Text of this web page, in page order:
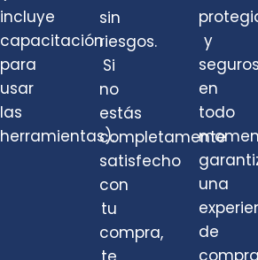
incluye
capacitación
para
usar
las
herramientas).
sin
riesgos.
Si
no
estás
completamente
satisfecho
con
tu
compra,
y
en
todo
una
de